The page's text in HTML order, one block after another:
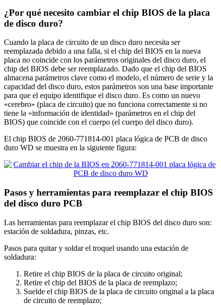
¿Por qué necesito cambiar el chip BIOS de la placa
de disco duro?
Cuando la placa de circuito de un disco duro necesita ser
reemplazada debido a una falla, si el chip del BIOS en la nueva
placa no coincide con los parámetros originales del disco duro, el
chip del BIOS debe ser reemplazado. Dado que el chip del BIOS
almacena parámetros clave como el modelo, el número de serie y la
capacidad del disco duro, estos parámetros son una base importante
para que el equipo identifique el disco duro. Es como un nuevo
«cerebro» (placa de circuito) que no funciona correctamente si no
tiene la «información de identidad» (parámetros en el chip del
BIOS) que coincide con el cuerpo (el cuerpo del disco duro).
El chip BIOS de 2060-771814-001 placa lógica de PCB de disco
duro WD se muestra en la siguiente figura:
Pasos y herramientas para reemplazar el chip BIOS
del disco duro PCB
Las herramientas para reemplazar el chip BIOS del disco duro son:
estación de soldadura, pinzas, etc.
Pasos para quitar y soldar el troquel usando una estación de
soldadura:
Retire el chip BIOS de la placa de circuito original;
Retire el chip del BIOS de la placa de reemplazo;
Suelde el chip BIOS de la placa de circuito original a la placa
de circuito de reemplazo;